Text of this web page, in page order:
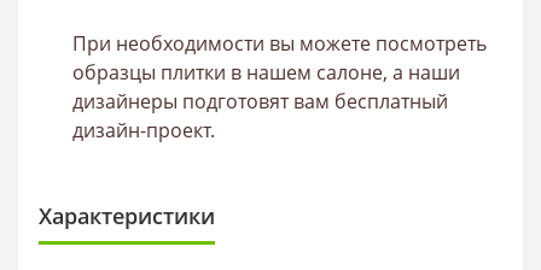
При необходимости вы можете посмотреть
образцы плитки в нашем салоне, а наши
дизайнеры подготовят вам бесплатный
дизайн-проект.
Характеристики